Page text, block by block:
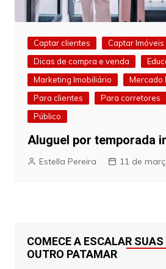
Captar clientes Captar Imóveis
Dicas de compra e venda
Marketing Imobiliário
Mercado
Para clientes
Para corretores
Público
Aluguel por temporada
Estella Pereira 11 de
COMECE A ESCALAR
OUTRO PATAMAR